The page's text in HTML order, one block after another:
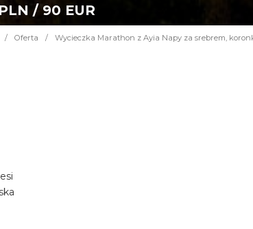
/ 90 EUR
/ Oferta / Wycieczka Marathon z Ayia Napy za srebrem,